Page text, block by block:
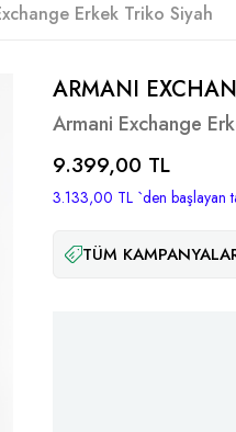
Erkek Triko Siyah
ARMANI
Armani Exchange
9.399,00 TL
3.133,00 TL `den başlayan
TÜM